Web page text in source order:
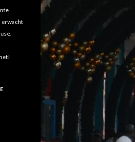
erwacht